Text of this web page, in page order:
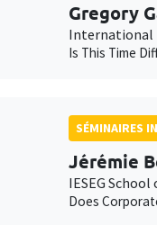
Gregory
International
Is This Time
SÉMINAIRES
Jérémie
IESEG
Does